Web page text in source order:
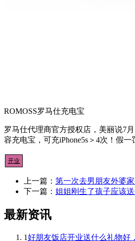
ROMOSS罗马仕充电宝
罗马仕代理商官方授权店，美丽说7
容充电宝，可充iPhone5s＞4次！假一
开业
上一篇： 第一次去男朋友外婆
下一篇： 姐姐刚生了孩子应该
最新资讯
1好朋友饭店开业送什么礼物好